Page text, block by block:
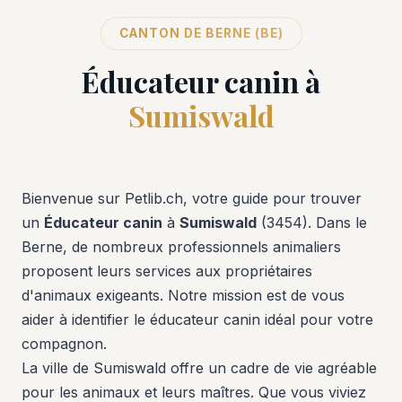
CANTON DE BERNE (BE)
Éducateur canin à
Sumiswald
Bienvenue sur Petlib.ch, votre guide pour trouver
un Éducateur canin à Sumiswald (3454). Dans le
Berne, de nombreux professionnels animaliers
proposent leurs services aux propriétaires
d'animaux exigeants. Notre mission est de vous
aider à identifier le éducateur canin idéal pour votre
compagnon.
La ville de Sumiswald offre un cadre de vie agréable
pour les animaux et leurs maîtres. Que vous viviez